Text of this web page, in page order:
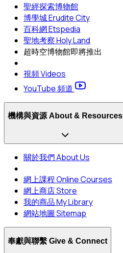
聖經探索博物館
博學城 Erudite City
百科網 Etspedia
聖地考察 Holy Land
超時空博物館即將推出
視頻 Videos
YouTube 頻道
機構與資源 About & Resources
關於我們 About Us
網上課程 Online Courses
網上商店 Store
我的商品 My Library
網站地圖 Sitemap
奉獻與聯繫 Give & Connect